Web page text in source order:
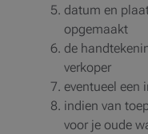
datum en
opgemaakt
de
verkoper
eventueel een
indien van
voor je oude